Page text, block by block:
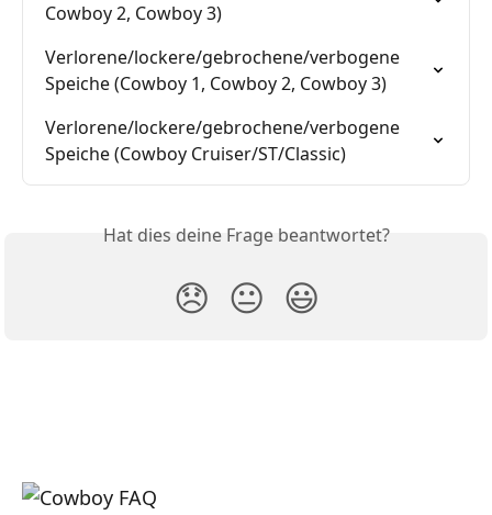
Cowboy 2, Cowboy 3)
Verlorene/lockere/gebrochene/verbogene
Speiche (Cowboy 1, Cowboy 2, Cowboy 3)
Verlorene/lockere/gebrochene/verbogene
Speiche (Cowboy Cruiser/ST/Classic)
Hat dies deine Frage beantwortet?
😞 😐 😃